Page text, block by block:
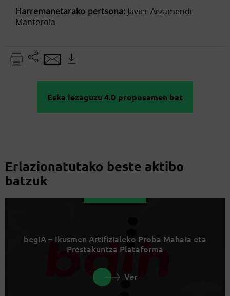
Harremanetarako pertsona:Javier Arzamendi
Manterola
Eska iezaguzu 4.0 proposamen bat
Erlazionatutako beste aktibo
batzuk
begIA – Ikusmen Artifizialeko Proba Mahaia eta
Prestakuntza Plataforma
Ver